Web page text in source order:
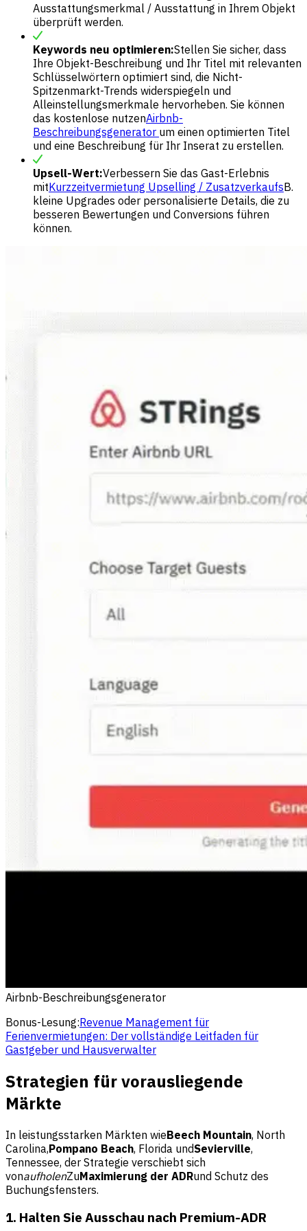
Ausstattungsmerkmal / Ausstattung in Ihrem Objekt
überprüft werden.
Keywords neu optimieren:Stellen Sie sicher, dass
Ihre Objekt-Beschreibung und Ihr Titel mit relevanten
Schlüsselwörtern optimiert sind, die Nicht-
Spitzenmarkt-Trends widerspiegeln und
Alleinstellungsmerkmale hervorheben. Sie können
das kostenlose nutzenAirbnb-
Beschreibungsgenerator um einen optimierten Titel
und eine Beschreibung für Ihr Inserat zu erstellen.
Upsell-Wert:Verbessern Sie das Gast-Erlebnis
mitKurzzeitvermietung Upselling / ZusatzverkaufsB.
kleine Upgrades oder personalisierte Details, die zu
besseren Bewertungen und Conversions führen
können.
Airbnb-Beschreibungsgenerator
Bonus-Lesung:Revenue Management für
Ferienvermietungen: Der vollständige Leitfaden für
Gastgeber und Hausverwalter
Strategien für vorausliegende
Märkte
In leistungsstarken Märkten wieBeech Mountain, North
Carolina,Pompano Beach, Florida undSevierville,
Tennessee, der Strategie verschiebt sich
vonaufholenZuMaximierung der ADRund Schutz des
Buchungsfensters.
1. Halten Sie Ausschau nach Premium-ADR